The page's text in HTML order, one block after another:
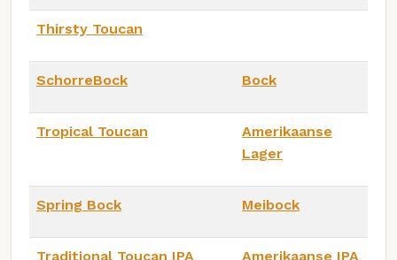
Thirsty Toucan
SchorreBock Bock
Tropical Toucan
Amerikaanse
Lager
Spring Bock Meibock
Traditional Toucan IPA Amerikaanse IPA